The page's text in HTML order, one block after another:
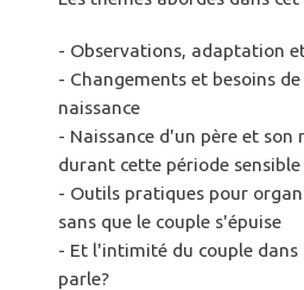
- Observations, adaptation
- Changements et besoins
naissance
- Naissance d'un père et
durant cette période
- Outils pratiques pour
sans que le couple s'épuise
- Et l'intimité du couple dans
parle?